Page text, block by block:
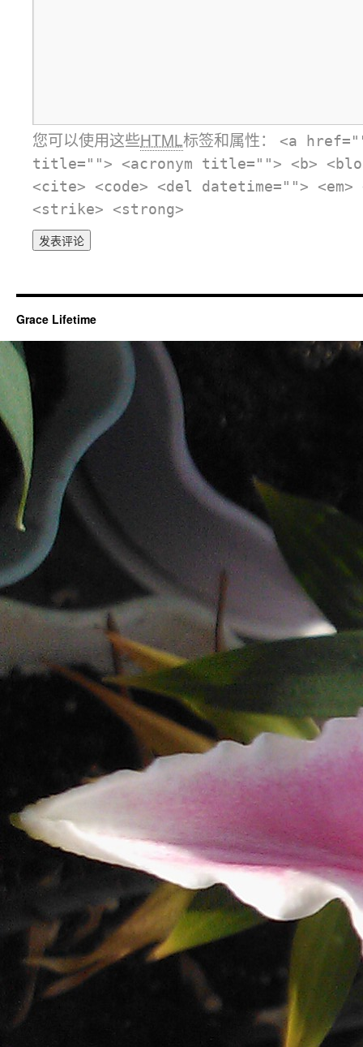
您可以使用这些HTML标签和属性：
<a
title=""> <acronym title=""> <b>
<cite> <code> <del datetime="">
<strike> <strong>
Grace Lifetime